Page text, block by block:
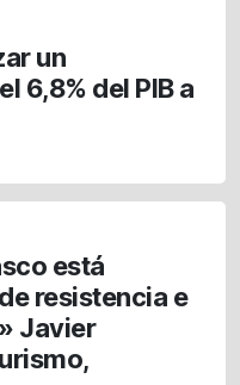
un
6,8% del PIB a
está
resistencia e
Javier